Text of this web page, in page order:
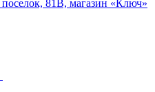
81В, магазин «Ключ»